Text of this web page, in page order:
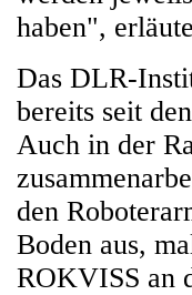
haben",
Das DLR-
bereits seit
Auch in der
den
Boden aus,
ROKVISS an